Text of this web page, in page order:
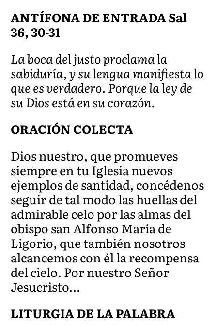
ANTÍFONA DE ENTRADA Sal
36, 30-31
La boca del justo proclama la
sabiduría, y su lengua manifiesta lo
que es verdadero. Porque la ley de
su Dios está en su corazón.
ORACIÓN COLECTA
Dios nuestro, que promueves
siempre en tu Iglesia nuevos
ejemplos de santidad, concédenos
seguir de tal modo las huellas del
admirable celo por las almas del
obispo san Alfonso María de
Ligorio, que también nosotros
alcancemos con él la recompensa
del cielo. Por nuestro Señor
Jesucristo…
LITURGIA DE LA PALABRA